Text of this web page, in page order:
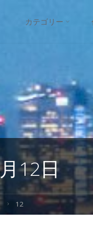
カテゴリー
12日
12